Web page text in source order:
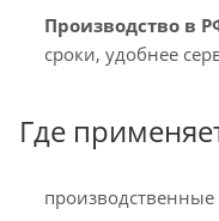
Производство в
сроки, удобнее
Где